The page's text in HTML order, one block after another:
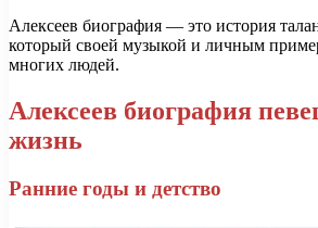
Алексеев биография — это история
который своей музыкой и личным
многих людей.
Алексеев биография
жизнь
Ранние годы и детство